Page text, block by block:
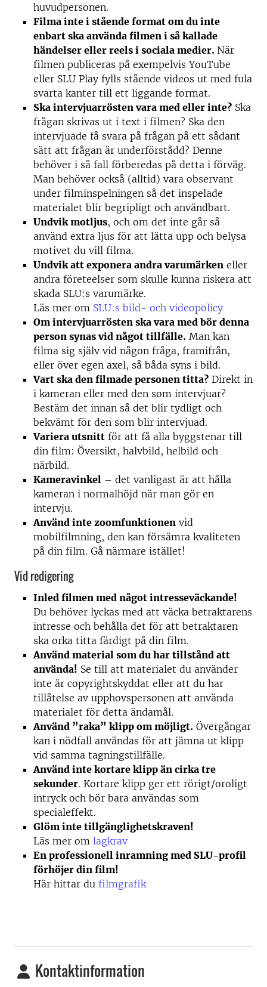
huvudpersonen.
Filma inte i stående format om du inte
enbart ska använda filmen i så kallade
händelser eller reels i sociala medier. När
filmen publiceras på exempelvis YouTube
eller SLU Play fylls stående videos ut med fula
svarta kanter till ett liggande format.
Ska intervjuarrösten vara med eller inte? Ska
frågan skrivas ut i text i filmen? Ska den
intervjuade få svara på frågan på ett sådant
sätt att frågan är underförstådd? Denne
behöver i så fall förberedas på detta i förväg.
Man behöver också (alltid) vara observant
under filminspelningen så det inspelade
materialet blir begripligt och användbart.
Undvik motljus, och om det inte går så
använd extra ljus för att lätta upp och belysa
motivet du vill filma.
Undvik att exponera andra varumärken eller
andra företeelser som skulle kunna riskera att
skada SLU:s varumärke.
Läs mer om SLU:s bild- och videopolicy
Om intervjuarrösten ska vara med bör denna
person synas vid något tillfälle. Man kan
filma sig själv vid någon fråga, framifrån,
eller över egen axel, så båda syns i bild.
Vart ska den filmade personen titta? Direkt in
i kameran eller med den som intervjuar?
Bestäm det innan så det blir tydligt och
bekvämt för den som blir intervjuad.
Variera utsnitt för att få alla byggstenar till
din film: Översikt, halvbild, helbild och
närbild.
Kameravinkel – det vanligast är att hålla
kameran i normalhöjd när man gör en
intervju.
Använd inte zoomfunktionen vid
mobilfilmning, den kan försämra kvaliteten
på din film. Gå närmare istället!
Vid redigering
Inled filmen med något intresseväckande!
Du behöver lyckas med att väcka betraktarens
intresse och behålla det för att betraktaren
ska orka titta färdigt på din film.
Använd material som du har tillstånd att
använda! Se till att materialet du använder
inte är copyrightskyddat eller att du har
tillåtelse av upphovspersonen att använda
materialet för detta ändamål.
Använd ”raka” klipp om möjligt. Övergångar
kan i nödfall användas för att jämna ut klipp
vid samma tagningstillfälle.
Använd inte kortare klipp än cirka tre
sekunder. Kortare klipp ger ett rörigt/oroligt
intryck och bör bara användas som
specialeffekt.
Glöm inte tillgänglighetskraven!
Läs mer om lagkrav
En professionell inramning med SLU-profil
förhöjer din film!
Här hittar du filmgrafik
Kontaktinformation